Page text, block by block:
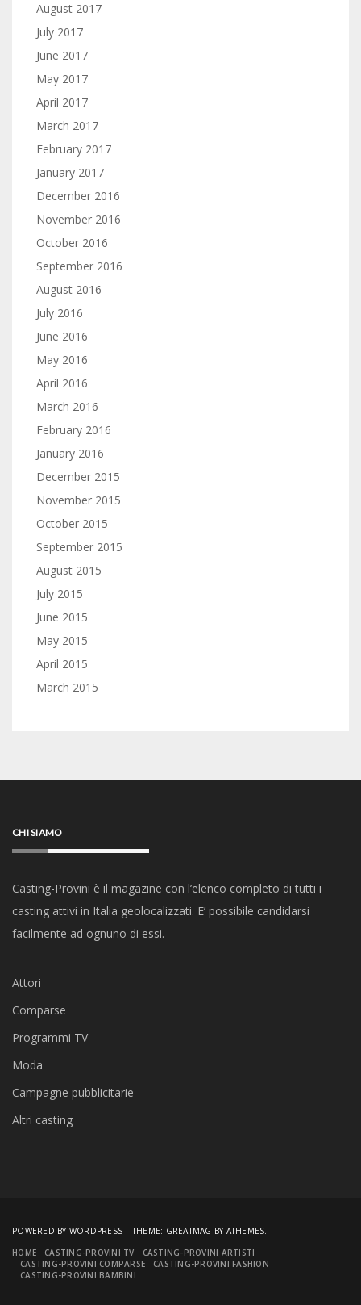
August 2017
July 2017
June 2017
May 2017
April 2017
March 2017
February 2017
January 2017
December 2016
November 2016
October 2016
September 2016
August 2016
July 2016
June 2016
May 2016
April 2016
March 2016
February 2016
January 2016
December 2015
November 2015
October 2015
September 2015
August 2015
July 2015
June 2015
May 2015
April 2015
March 2015
CHI SIAMO
Casting-Provini è il magazine con l’elenco completo di tutti i
casting attivi in Italia geolocalizzati. E’ possibile candidarsi
facilmente ad ognuno di essi.
Attori
Comparse
Programmi TV
Moda
Campagne pubblicitarie
Altri casting
POWERED BY WORDPRESS |THEME: GREATMAG BY ATHEMES.
HOME
CASTING-PROVINI TV
CASTING-PROVINI ARTISTI
CASTING-PROVINI COMPARSE
CASTING-PROVINI FASHION
CASTING-PROVINI BAMBINI